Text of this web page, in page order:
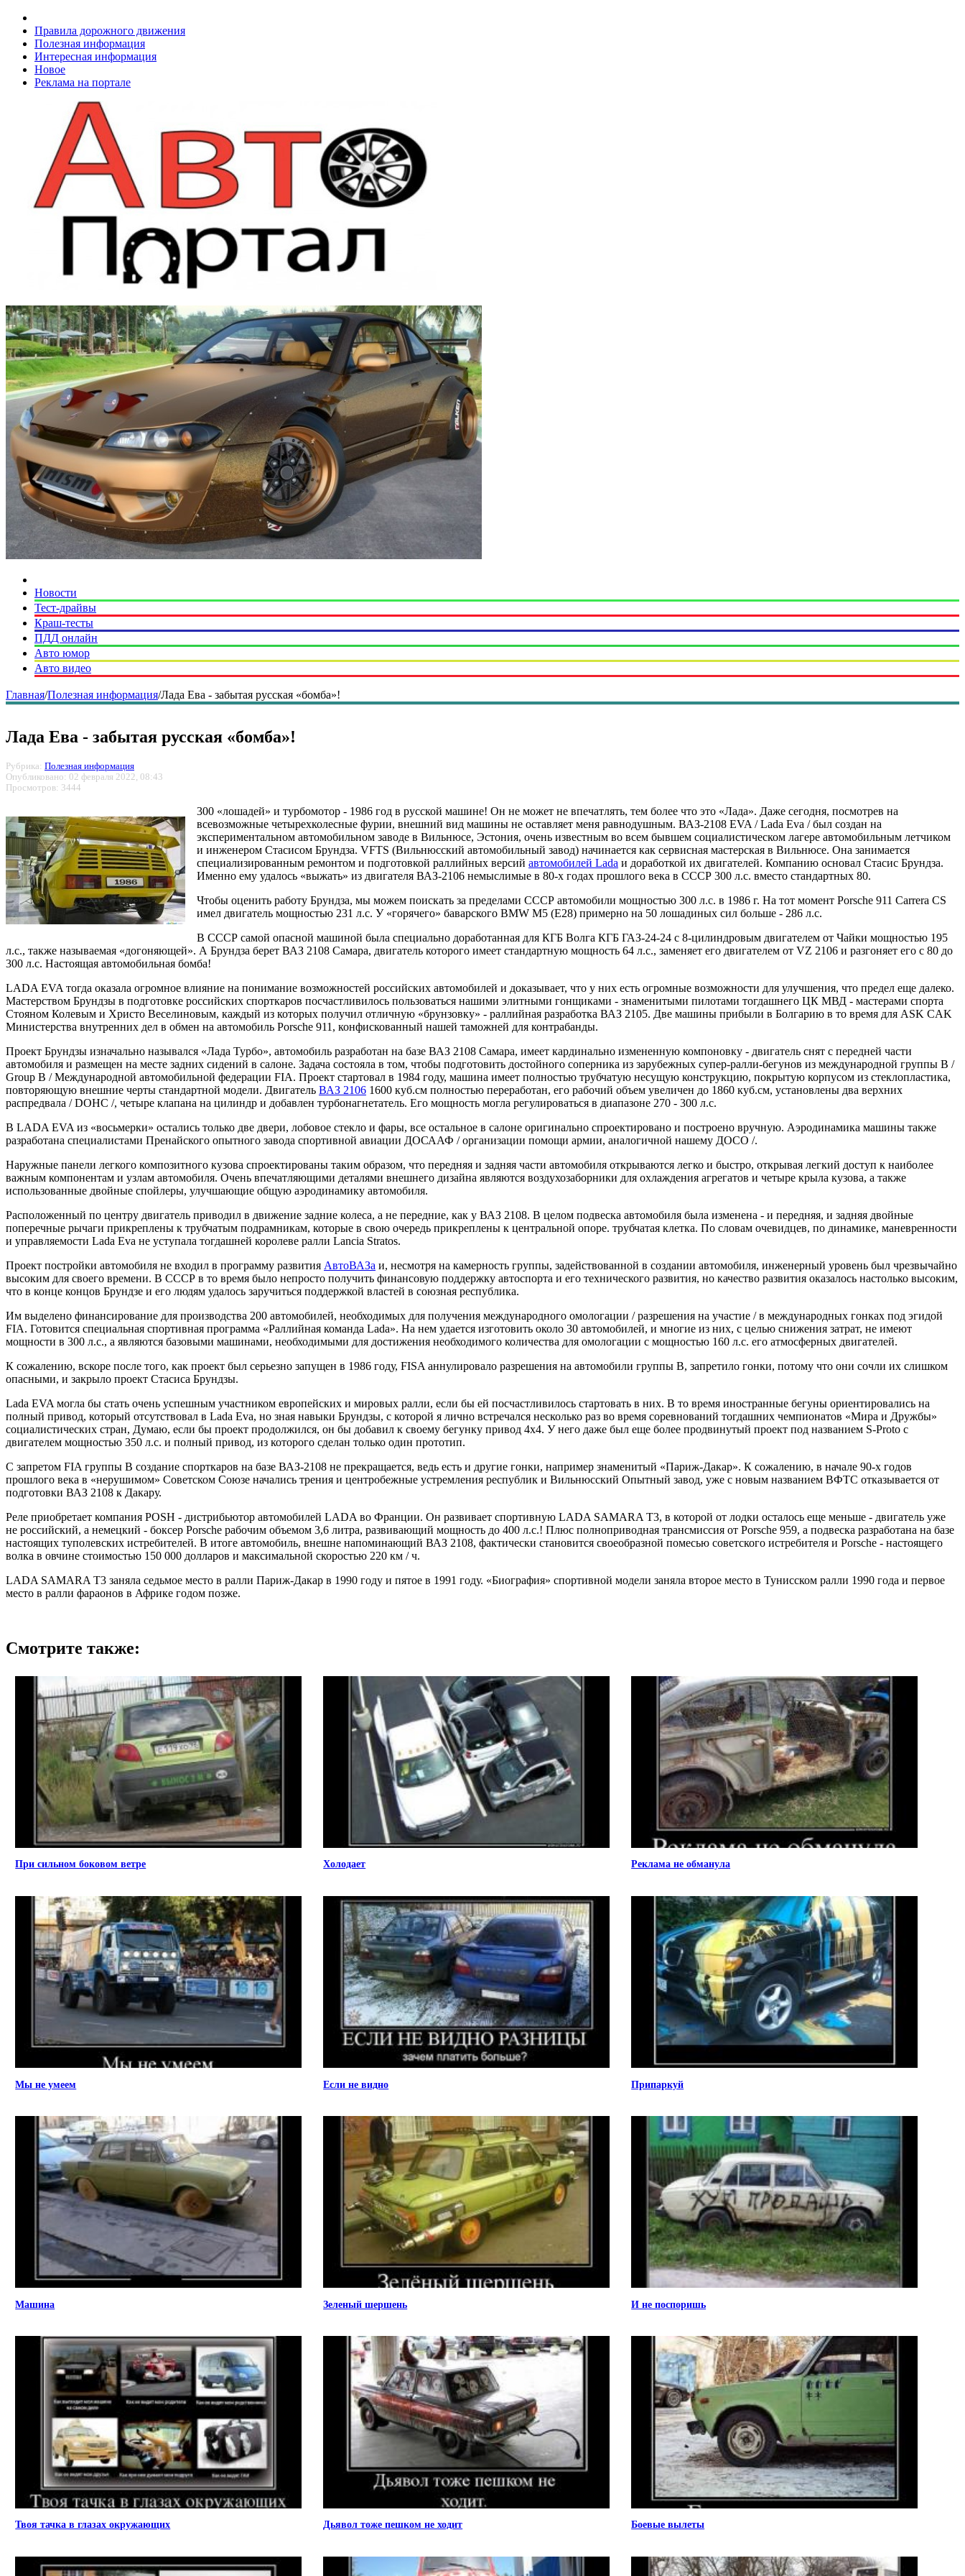
Правила дорожного движения
Полезная информация
Интересная информация
Новое
Реклама на портале
Новости
Тест-драйвы
Краш-тесты
ПДД онлайн
Авто юмор
Авто видео
Главная/Полезная информация/Лада Ева - забытая русская «бомба»!
Лада Ева - забытая русская «бомба»!
Рубрика: Полезная информация
Опубликовано: 02 февраля 2022, 08:43
Просмотров: 3444
300 «лошадей» и турбомотор - 1986 год в русской машине! Он не может не впечатлять, тем более что это «Лада». Даже сегодня, посмотрев на
всевозможные четырехколесные фурии, внешний вид машины не оставляет меня равнодушным. ВАЗ-2108 EVA / Lada Eva / был создан на
экспериментальном автомобильном заводе в Вильнюсе, Эстония, очень известным во всем бывшем социалистическом лагере автомобильным летчиком
и инженером Стасисом Брундза. VFTS (Вильнюсский автомобильный завод) начинается как сервисная мастерская в Вильнюсе. Она занимается
специализированным ремонтом и подготовкой раллийных версий автомобилей Lada и доработкой их двигателей. Компанию основал Стасис Брундза.
Именно ему удалось «выжать» из двигателя ВАЗ-2106 немыслимые в 80-х годах прошлого века в СССР 300 л.с. вместо стандартных 80.
Чтобы оценить работу Брундза, мы можем поискать за пределами СССР автомобили мощностью 300 л.с. в 1986 г. На тот момент Porsche 911 Carrera CS
имел двигатель мощностью 231 л.с. У «горячего» баварского BMW M5 (E28) примерно на 50 лошадиных сил больше - 286 л.с.
В СССР самой опасной машиной была специально доработанная для КГБ Волга КГБ ГАЗ-24-24 с 8-цилиндровым двигателем от Чайки мощностью 195
л.с., также называемая «догоняющей». А Брундза берет ВАЗ 2108 Самара, двигатель которого имеет стандартную мощность 64 л.с., заменяет его двигателем от VZ 2106 и разгоняет его с 80 до
300 л.с. Настоящая автомобильная бомба!
LADA EVA тогда оказала огромное влияние на понимание возможностей российских автомобилей и доказывает, что у них есть огромные возможности для улучшения, что предел еще далеко.
Мастерством Брундзы в подготовке российских спорткаров посчастливилось пользоваться нашими элитными гонщиками - знаменитыми пилотами тогдашнего ЦК МВД - мастерами спорта
Стояном Колевым и Христо Веселиновым, каждый из которых получил отличную «брунзовку» - раллийная разработка ВАЗ 2105. Две машины прибыли в Болгарию в то время для ASK CAK
Министерства внутренних дел в обмен на автомобиль Porsche 911, конфискованный нашей таможней для контрабанды.
Проект Брундзы изначально назывался «Лада Турбо», автомобиль разработан на базе ВАЗ 2108 Самара, имеет кардинально измененную компоновку - двигатель снят с передней части
автомобиля и размещен на месте задних сидений в салоне. Задача состояла в том, чтобы подготовить достойного соперника из зарубежных супер-ралли-бегунов из международной группы B /
Group B / Международной автомобильной федерации FIA. Проект стартовал в 1984 году, машина имеет полностью трубчатую несущую конструкцию, покрытую корпусом из стеклопластика,
повторяющую внешние черты стандартной модели. Двигатель ВАЗ 2106 1600 куб.см полностью переработан, его рабочий объем увеличен до 1860 куб.см, установлены два верхних
распредвала / DOHC /, четыре клапана на цилиндр и добавлен турбонагнетатель. Его мощность могла регулироваться в диапазоне 270 - 300 л.с.
В LADA EVA из «восьмерки» остались только две двери, лобовое стекло и фары, все остальное в салоне оригинально спроектировано и построено вручную. Аэродинамика машины также
разработана специалистами Пренайского опытного завода спортивной авиации ДОСААФ / организации помощи армии, аналогичной нашему ДОСО /.
Наружные панели легкого композитного кузова спроектированы таким образом, что передняя и задняя части автомобиля открываются легко и быстро, открывая легкий доступ к наиболее
важным компонентам и узлам автомобиля. Очень впечатляющими деталями внешнего дизайна являются воздухозаборники для охлаждения агрегатов и четыре крыла кузова, а также
использованные двойные спойлеры, улучшающие общую аэродинамику автомобиля.
Расположенный по центру двигатель приводил в движение задние колеса, а не передние, как у ВАЗ 2108. В целом подвеска автомобиля была изменена - и передняя, и задняя двойные
поперечные рычаги прикреплены к трубчатым подрамникам, которые в свою очередь прикреплены к центральной опоре. трубчатая клетка. По словам очевидцев, по динамике, маневренности
и управляемости Lada Eva не уступала тогдашней королеве ралли Lancia Stratos.
Проект постройки автомобиля не входил в программу развития АвтоВАЗа и, несмотря на камерность группы, задействованной в создании автомобиля, инженерный уровень был чрезвычайно
высоким для своего времени. В СССР в то время было непросто получить финансовую поддержку автоспорта и его технического развития, но качество развития оказалось настолько высоким,
что в конце концов Брундзе и его людям удалось заручиться поддержкой властей в союзная республика.
Им выделено финансирование для производства 200 автомобилей, необходимых для получения международного омологации / разрешения на участие / в международных гонках под эгидой
FIA. Готовится специальная спортивная программа «Раллийная команда Lada». На нем удается изготовить около 30 автомобилей, и многие из них, с целью снижения затрат, не имеют
мощности в 300 л.с., а являются базовыми машинами, необходимыми для достижения необходимого количества для омологации с мощностью 160 л.с. его атмосферных двигателей.
К сожалению, вскоре после того, как проект был серьезно запущен в 1986 году, FISA аннулировало разрешения на автомобили группы B, запретило гонки, потому что они сочли их слишком
опасными, и закрыло проект Стасиса Брундзы.
Lada EVA могла бы стать очень успешным участником европейских и мировых ралли, если бы ей посчастливилось стартовать в них. В то время иностранные бегуны ориентировались на
полный привод, который отсутствовал в Lada Eva, но зная навыки Брундзы, с которой я лично встречался несколько раз во время соревнований тогдашних чемпионатов «Мира и Дружбы»
социалистических стран, Думаю, если бы проект продолжился, он бы добавил к своему бегунку привод 4х4. У него даже был еще более продвинутый проект под названием S-Proto с
двигателем мощностью 350 л.с. и полный привод, из которого сделан только один прототип.
С запретом FIA группы B создание спорткаров на базе ВАЗ-2108 не прекращается, ведь есть и другие гонки, например знаменитый «Париж-Дакар». К сожалению, в начале 90-х годов
прошлого века в «нерушимом» Советском Союзе начались трения и центробежные устремления республик и Вильнюсский Опытный завод, уже с новым названием ВФТС отказывается от
подготовки ВАЗ 2108 к Дакару.
Реле приобретает компания POSH - дистрибьютор автомобилей LADA во Франции. Он развивает спортивную LADA SAMARA T3, в которой от лодки осталось еще меньше - двигатель уже
не российский, а немецкий - боксер Porsche рабочим объемом 3,6 литра, развивающий мощность до 400 л.с.! Плюс полноприводная трансмиссия от Porsche 959, а подвеска разработана на базе
настоящих туполевских истребителей. В итоге автомобиль, внешне напоминающий ВАЗ 2108, фактически становится своеобразной помесью советского истребителя и Porsche - настоящего
волка в овчине стоимостью 150 000 долларов и максимальной скоростью 220 км / ч.
LADA SAMARA T3 заняла седьмое место в ралли Париж-Дакар в 1990 году и пятое в 1991 году. «Биография» спортивной модели заняла второе место в Тунисском ралли 1990 года и первое
место в ралли фараонов в Африке годом позже.
Смотрите также:
При сильном боковом ветре Холодает Реклама не обманула
Мы не умеем Если не видно Припаркуй
Машина Зеленый шершень И не поспоришь
Твоя тачка в глазах окружающих Дьявол тоже пешком не ходит Боевые вылеты